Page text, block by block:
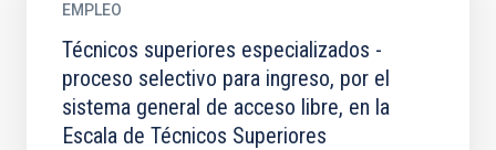
EMPLEO
Técnicos superiores especializados -
proceso selectivo para ingreso, por el
sistema general de acceso libre, en la
Escala de Técnicos Superiores